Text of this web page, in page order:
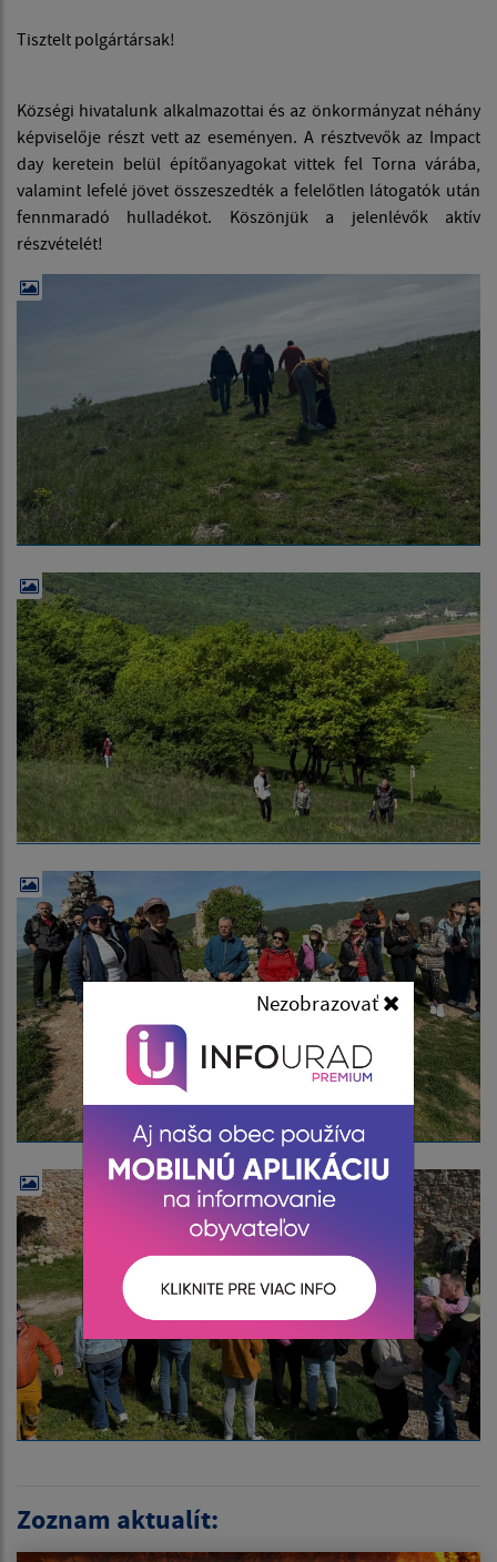
Nezobrazovať
Tisztelt polgártársak!
Községi hivatalunk alkalmazottai és az önkormányzat néhány
képviselője részt vett az eseményen. A résztvevők az Impact
day keretein belül építőanyagokat vittek fel Torna várába,
valamint lefelé jövet összeszedték a felelőtlen látogatók után
fennmaradó hulladékot. Köszönjük a jelenlévők aktív
részvételét!
Zoznam aktualít: